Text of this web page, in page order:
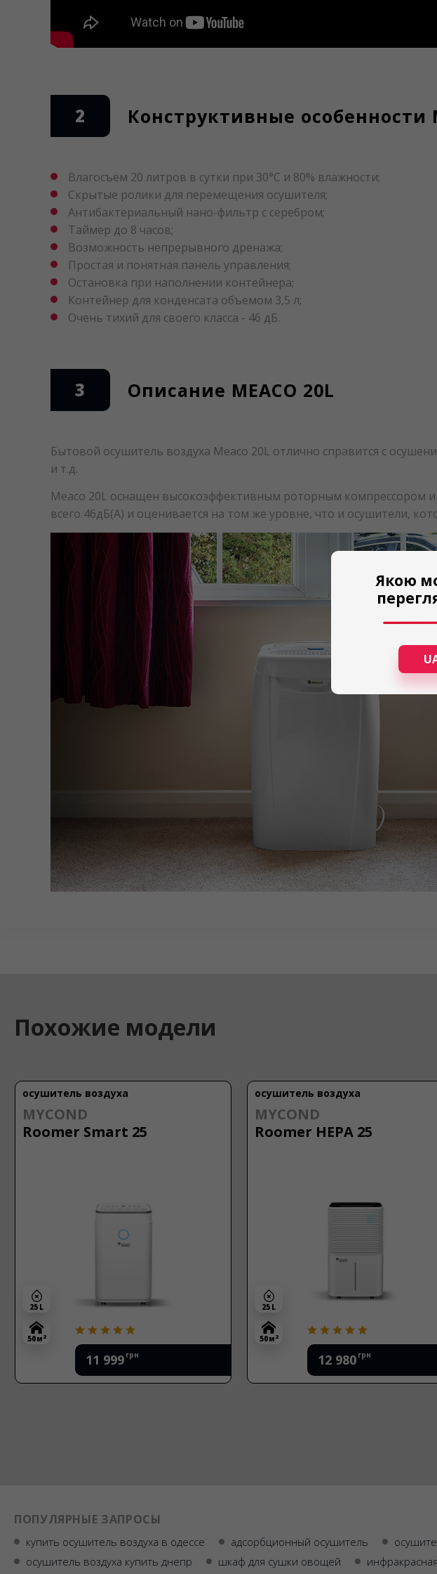
2 Конструктивные особенности
Влагосъем 20 литров в сутки при 30°C и 80% влажности;
Скрытые ролики для перемещения осушителя;
Антибактериальный нано-фильтр с серебром;
Таймер до 8 часов;
Возможность непрерывного дренажа;
Простая и понятная панель управления;
Остановка при наполнении контейнера;
Контейнер для конденсата объемом 3,5 л;
Очень тихий для своего класса - 46 дБ.
3 Описание MEACO 20L
Бытовой осушитель воздуха Meaco 20L отлично справится с
и т.д.
Meaco 20L оснащен высокоэффективным роторным компрессором
всего 46дБ(А) и оценивается на том же уровне, что и осушители,
Похожие модели
осушитель воздуха
MYCOND
Roomer Smart 25
11 999 грн
25 L
50 м 2
осушитель воздуха
MYCOND
Roomer HEPA 25
12 980 грн
25 L
50 м 2
ПОПУЛЯРНЫЕ ЗАПРОСЫ
купить осушитель воздуха в одессе адсорбционный осушитель
осушитель воздуха купить днепр
шкаф для сушки овощей
Якою